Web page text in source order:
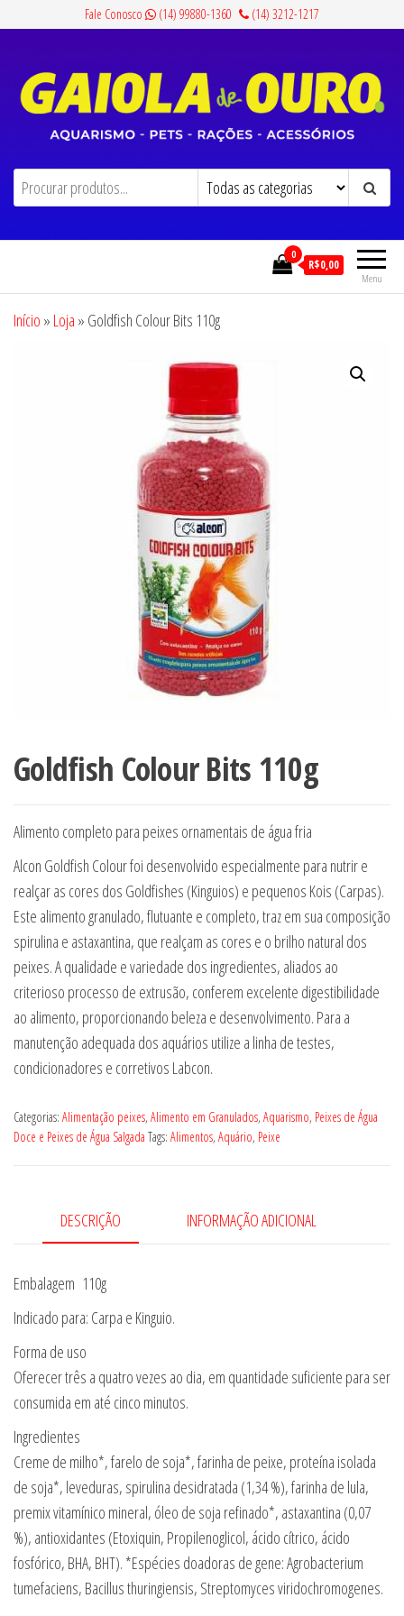
conteúdo
Fale Conosco (14) 99880-1360 (14) 3212-1217
Gaiola de Ouro Aquarismo, Pets, Rações e Acessórios
Menu
0
R$0,00
Início » Loja » Goldfish Colour Bits 110g
Goldfish Colour Bits 110g
Alimento completo para peixes ornamentais de água fria
Alcon Goldfish Colour foi desenvolvido especialmente para nutrir e
realçar as cores dos Goldfishes (Kinguios) e pequenos Kois (Carpas).
Este alimento granulado, flutuante e completo, traz em sua composição
spirulina e astaxantina, que realçam as cores e o brilho natural dos
peixes. A qualidade e variedade dos ingredientes, aliados ao
criterioso processo de extrusão, conferem excelente digestibilidade
ao alimento, proporcionando beleza e desenvolvimento. Para a
manutenção adequada dos aquários utilize a linha de testes,
condicionadores e corretivos Labcon.
Categorias: Alimentação peixes, Alimento em Granulados, Aquarismo, Peixes de Água
Doce e Peixes de Água Salgada Tags: Alimentos, Aquário, Peixe
DESCRIÇÃO INFORMAÇÃO ADICIONAL
Embalagem 110g
Indicado para: Carpa e Kinguio.
Forma de uso
Oferecer três a quatro vezes ao dia, em quantidade suficiente para ser
consumida em até cinco minutos.
Ingredientes
Creme de milho*, farelo de soja*, farinha de peixe, proteína isolada
de soja*, leveduras, spirulina desidratada (1,34 %), farinha de lula,
premix vitamínico mineral, óleo de soja refinado*, astaxantina (0,07
%), antioxidantes (Etoxiquin, Propilenoglicol, ácido cítrico, ácido
fosfórico, BHA, BHT). *Espécies doadoras de gene: Agrobacterium
tumefaciens, Bacillus thuringiensis, Streptomyces viridochromogenes.